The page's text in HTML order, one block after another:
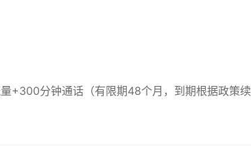
+300分钟通话（有限期48个月，到期根据政策续